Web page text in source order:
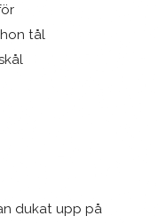
tål
dukat upp på